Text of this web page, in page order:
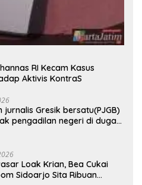
RI Kecam Kasus
Aktivis KontraS
jurnalis Gresik bersatu(PJGB)
pengadilan negeri di duga
Loak Krian, Bea Cukai
Sidoarjo Sita Ribuan